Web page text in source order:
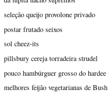
seleção queijo provolone privado
postar frutado seixos
sol cheez-its
pillsbury cereja torradeira strudel
pouco hambúrguer grosso do hardee
melhores feijão vegetarianas de Bush